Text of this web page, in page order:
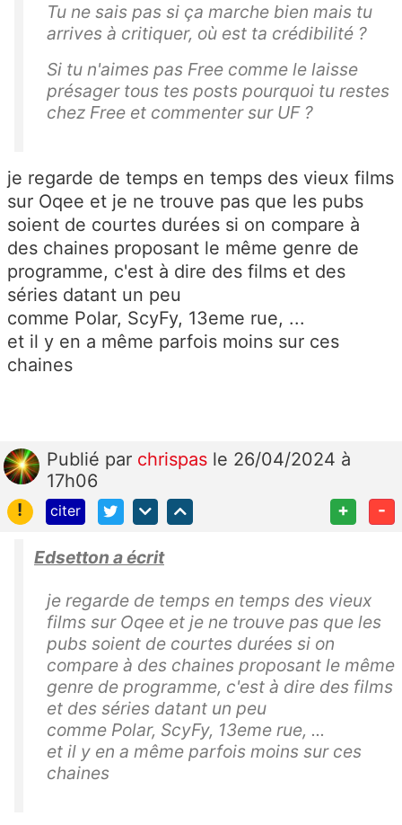
Tu ne sais pas si ça marche bien mais tu
arrives à critiquer, où est ta crédibilité ?
Si tu n'aimes pas Free comme le laisse
présager tous tes posts pourquoi tu restes
chez Free et commenter sur UF ?
je regarde de temps en temps des vieux films
sur Oqee et je ne trouve pas que les pubs
soient de courtes durées si on compare à
des chaines proposant le même genre de
programme, c'est à dire des films et des
séries datant un peu
comme Polar, ScyFy, 13eme rue, ...
et il y en a même parfois moins sur ces
chaines
Publié par chrispas le 26/04/2024 à
17h06
!
citer + -
Edsetton a écrit
je regarde de temps en temps des vieux
films sur Oqee et je ne trouve pas que les
pubs soient de courtes durées si on
compare à des chaines proposant le même
genre de programme, c'est à dire des films
et des séries datant un peu
comme Polar, ScyFy, 13eme rue, ...
et il y en a même parfois moins sur ces
chaines